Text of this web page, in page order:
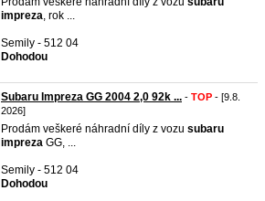
impreza, rok ...
Semily - 512 04
Dohodou
Subaru Impreza GG 2004 2,0 92k ... - TOP - [9.8.
2026]
Prodám veškeré náhradní díly z vozu subaru
impreza GG, ...
Semily - 512 04
Dohodou